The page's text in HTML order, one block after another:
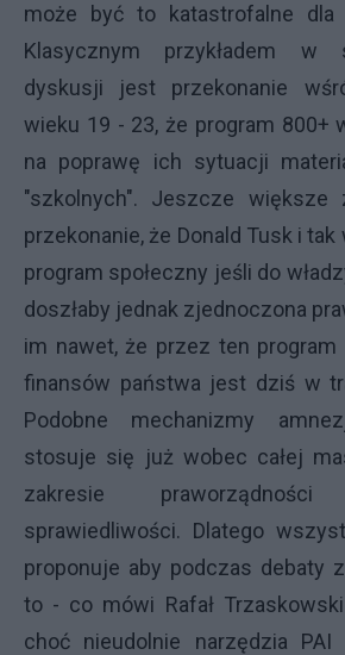
może być to katastrofalne dla
Klasycznym przykładem w
dyskusji jest przekonanie
wieku 19 - 23, że program 800+
na poprawę ich sytuacji
"szkolnych". Jeszcze większe
przekonanie, że Donald Tusk i tak
program społeczny jeśli do
doszłaby jednak zjednoczona
im nawet, że przez ten program
finansów państwa jest dziś w
Podobne mechanizmy
stosuje się już wobec całej
zakresie
sprawiedliwości. Dlatego
proponuje aby podczas debaty
to - co mówi Rafał
choć nieudolnie narzędzia PAI